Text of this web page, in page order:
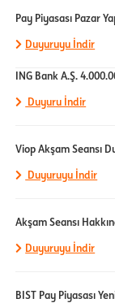
Pay Piyasası Pazar
Duyuruyu İndir
ING Bank A.Ş.
Duyuru İndir
Viop Akşam Seansı
Duyuruyu İndir
Akşam Seansı
Duyuruyu İndir
BIST Pay Piyasası